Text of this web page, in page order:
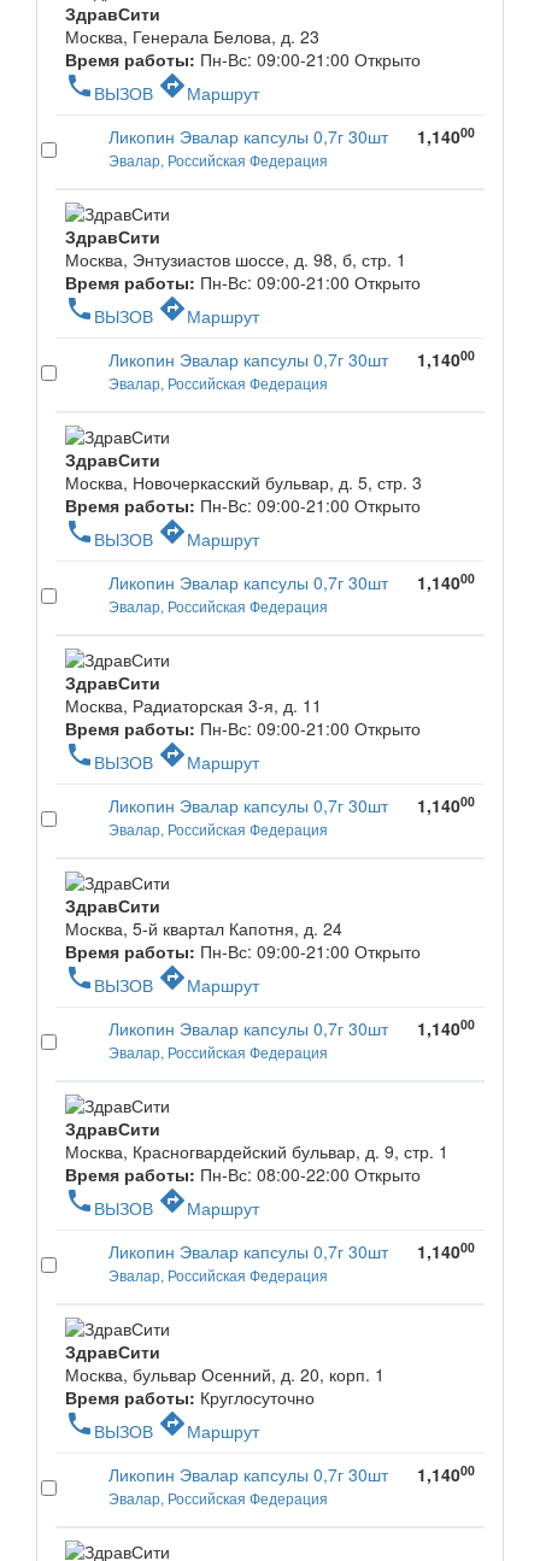
ЗдравСити
Москва, Генерала Белова, д. 23
Время работы: Пн-Вс: 09:00-21:00 Открыто
phone ВЫЗОВ directionsМаршрут
Ликопин Эвалар капсулы 0,7г 30шт
Эвалар, Российская Федерация
1,14000
ЗдравСити
Москва, Энтузиастов шоссе, д. 98, б, стр. 1
Время работы: Пн-Вс: 09:00-21:00 Открыто
phone ВЫЗОВ directionsМаршрут
Ликопин Эвалар капсулы 0,7г 30шт
Эвалар, Российская Федерация
1,14000
ЗдравСити
Москва, Новочеркасский бульвар, д. 5, стр. 3
Время работы: Пн-Вс: 09:00-21:00 Открыто
phone ВЫЗОВ directionsМаршрут
Ликопин Эвалар капсулы 0,7г 30шт
Эвалар, Российская Федерация
1,14000
ЗдравСити
Москва, Радиаторская 3-я, д. 11
Время работы: Пн-Вс: 09:00-21:00 Открыто
phone ВЫЗОВ directionsМаршрут
Ликопин Эвалар капсулы 0,7г 30шт
Эвалар, Российская Федерация
1,14000
ЗдравСити
Москва, 5-й квартал Капотня, д. 24
Время работы: Пн-Вс: 09:00-21:00 Открыто
phone ВЫЗОВ directionsМаршрут
Ликопин Эвалар капсулы 0,7г 30шт
Эвалар, Российская Федерация
1,14000
ЗдравСити
Москва, Красногвардейский бульвар, д. 9, стр. 1
Время работы: Пн-Вс: 08:00-22:00 Открыто
phone ВЫЗОВ directionsМаршрут
Ликопин Эвалар капсулы 0,7г 30шт
Эвалар, Российская Федерация
1,14000
ЗдравСити
Москва, бульвар Осенний, д. 20, корп. 1
Время работы: Круглосуточно
phone ВЫЗОВ directionsМаршрут
Ликопин Эвалар капсулы 0,7г 30шт
Эвалар, Российская Федерация
1,14000